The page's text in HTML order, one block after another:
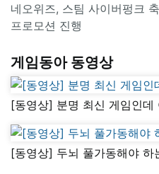
네오위즈, 스팀 사이버펑크
프로모션 진행
게임동아 동영상
[동영상] 분명 최신 게임인데
[동영상] 두뇌 풀가동해야 하